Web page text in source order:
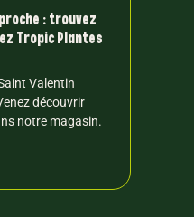
: trouvez
Tropic Plantes
Valentin
découvrir
notre magasin.